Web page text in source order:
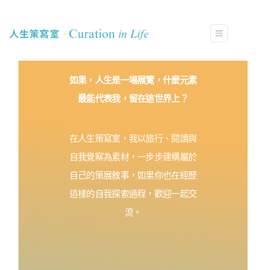
如果，人生是一場展覽，什麼元素
最能代表我，留在這世界上？
在人生策寫室，我以旅行、閱讀與
自我覺察為素材，一步步建構屬於
自己的策展敘事，如果你也在經歷
這樣的自我探索過程，歡迎一起交
流。